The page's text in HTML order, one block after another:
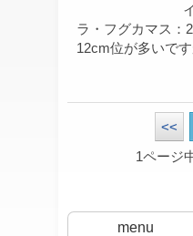
ラ・フグカマス：
12cm位が多いで
<<
1ページ
menu